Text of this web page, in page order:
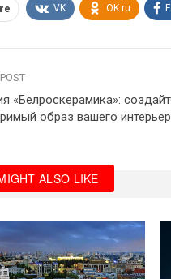
VK OK.ru
«Белроскерамика»:
образ вашего
ALSO LIKE